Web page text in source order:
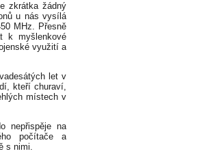
zkrátka žádný
u nás vysílá
MHz. Přesně
k myšlenkové
využití a
let v
kteří churaví,
místech v
nepřispěje na
počítače a
s nimi.